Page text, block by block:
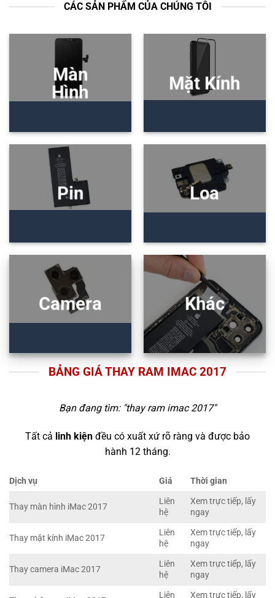
CÁC SẢN PHẨM CỦA CHÚNG TÔI
Màn
Hình
Mặt Kính
Pin Loa
Camera Khác
BẢNG GIÁ THAY RAM IMAC 2017
Bạn đang tìm: "thay ram imac 2017"
Tất cả linh kiện đều có xuất xứ rõ ràng và được bảo
hành 12 tháng.
Dịch vụ Giá Thời gian
Thay màn hình iMac 2017
Liên
hệ
Xem trực tiếp, lấy
ngay
Thay mặt kính iMac 2017
Liên
hệ
Xem trực tiếp, lấy
ngay
Thay camera iMac 2017
Liên
hệ
Xem trực tiếp, lấy
ngay
Liên Xem trực tiếp, lấy